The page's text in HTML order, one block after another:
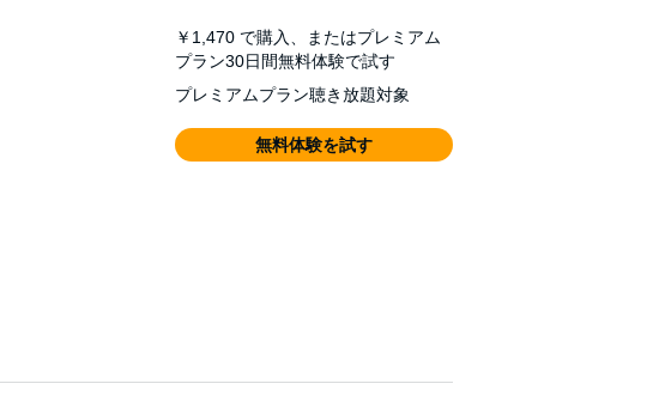
￥1,470 で購入、またはプレミアム
プラン30日間無料体験で試す
プレミアムプラン聴き放題対象
無料体験を試す